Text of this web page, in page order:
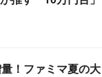
！ファミマ夏の大